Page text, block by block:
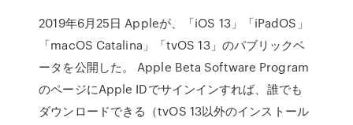
2019年6月25日 Appleが、「iOS 13」「iPadOS」
「macOS Catalina」「tvOS 13」のパブリックベ
ータを公開した。 Apple Beta Software Program
のページにApple IDでサインインすれば、誰でも
ダウンロードできる（tvOS 13以外のインストール